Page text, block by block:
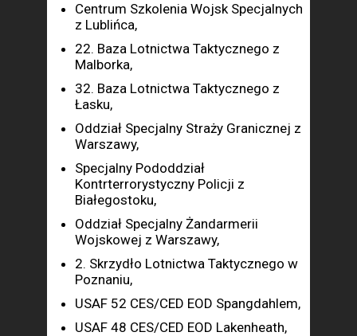
Centrum Szkolenia Wojsk Specjalnych
z Lublińca,
22. Baza Lotnictwa Taktycznego z
Malborka,
32. Baza Lotnictwa Taktycznego z
Łasku,
Oddział Specjalny Straży Granicznej z
Warszawy,
Specjalny Pododdział
Kontrterrorystyczny Policji z
Białegostoku,
Oddział Specjalny Żandarmerii
Wojskowej z Warszawy,
2. Skrzydło Lotnictwa Taktycznego w
Poznaniu,
USAF 52 CES/CED EOD Spangdahlem,
USAF 48 CES/CED EOD Lakenheath,